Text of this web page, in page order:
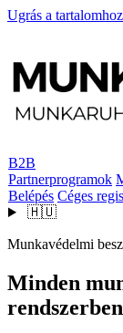
Ugrás a tartalomhoz
B2B
Partnerprogramok
Belépés Céges
🇭🇺
Munkavédelmi
Minden